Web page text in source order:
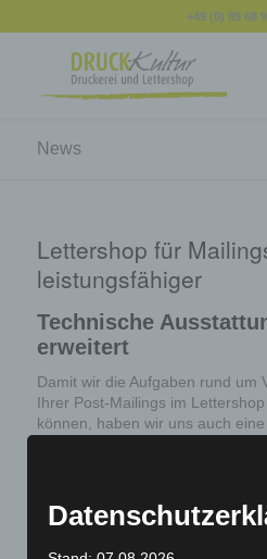
+49 (0) 89 68
News
Lettershop für
leistungsfähiger
Technische
erweitert
Damit wir die Aufgaben rund um
Ihrer Post-Mailings im
können, haben wir uns auch
Arbeitsgang – im Idealfall bis zu
Und das Besondere:
Mit Hilfe eines kleinen Barcode-